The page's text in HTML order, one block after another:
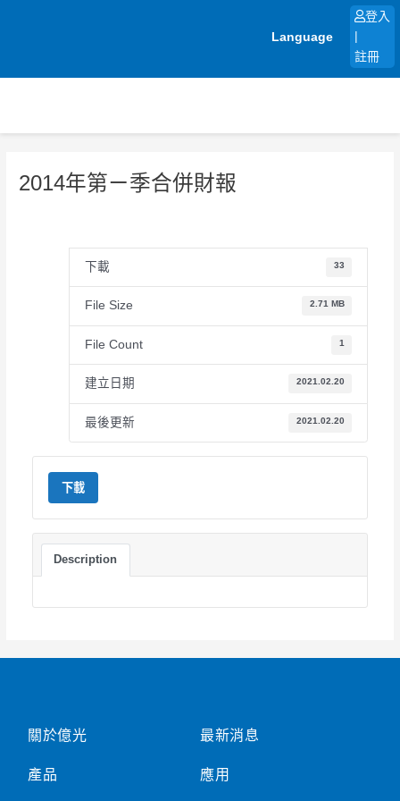
Language
登入
註冊
2014年第ㄧ季合併財報
下載 33
File Size 2.71 MB
File Count 1
建立日期 2021.02.20
最後更新 2021.02.20
下載
Description
關於億光
產品
最新消息
應用